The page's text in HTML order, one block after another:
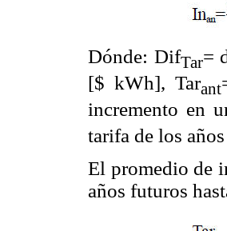
Dónde: DifTar=
[$ kWh], Tarant
incremento en
tarifa de los
El promedio de
años futuros